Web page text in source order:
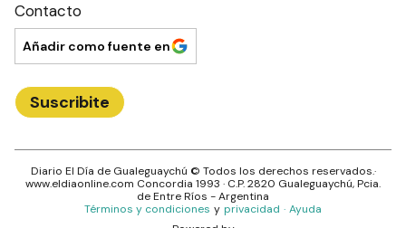
Contacto
Añadir como fuente en
Suscribite
Diario El Día de Gualeguaychú © Todos los derechos reservados.·
www.eldiaonline.com Concordia 1993 · C.P.2820 Gualeguaychú, Pcia.
deEntre Ríos - Argentina
Términos y condiciones y privacidad · Ayuda